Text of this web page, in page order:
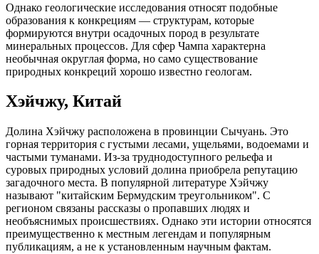
Однако геологические исследования относят подобные
образования к конкрециям — структурам, которые
формируются внутри осадочных пород в результате
минеральных процессов. Для сфер Чампа характерна
необычная округлая форма, но само существование
природных конкреций хорошо известно геологам.
Хэйчжу, Китай
Долина Хэйчжу расположена в провинции Сычуань. Это
горная территория с густыми лесами, ущельями, водоемами и
частыми туманами. Из-за труднодоступного рельефа и
суровых природных условий долина приобрела репутацию
загадочного места. В популярной литературе Хэйчжу
называют "китайским Бермудским треугольником". С
регионом связаны рассказы о пропавших людях и
необъяснимых происшествиях. Однако эти истории относятся
преимущественно к местным легендам и популярным
публикациям, а не к установленным научным фактам.